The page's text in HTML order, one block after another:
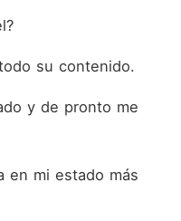
su contenido.
y de pronto me
en mi estado más